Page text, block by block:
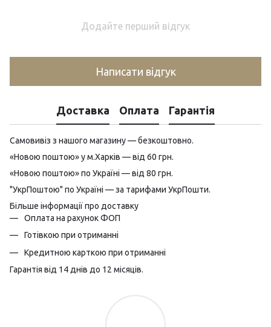
Додайте перший відгук
Написати відгук
Доставка Оплата Гарантія
Самовивіз з нашого магазину — безкоштовно.
«Новою поштою» у м.Харків — від 60 грн.
«Новою поштою» по Україні — від 80 грн.
"УкрПоштою" по Україні — за тарифами УкрПошти.
Більше інформації про доставку
Оплата на рахунок ФОП
Готівкою при отриманні
Кредитною карткою при отриманні
Гарантія від 14 днів до 12 місяців.